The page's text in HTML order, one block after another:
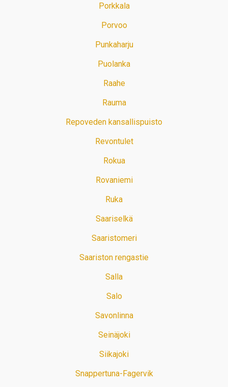
Porkkala
Porvoo
Punkaharju
Puolanka
Raahe
Rauma
Repoveden kansallispuisto
Revontulet
Rokua
Rovaniemi
Ruka
Saariselkä
Saaristomeri
Saariston rengastie
Salla
Salo
Savonlinna
Seinäjoki
Siikajoki
Snappertuna-Fagervik